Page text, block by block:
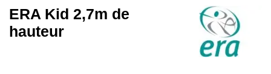
ERA Kid 2,7m de
hauteur